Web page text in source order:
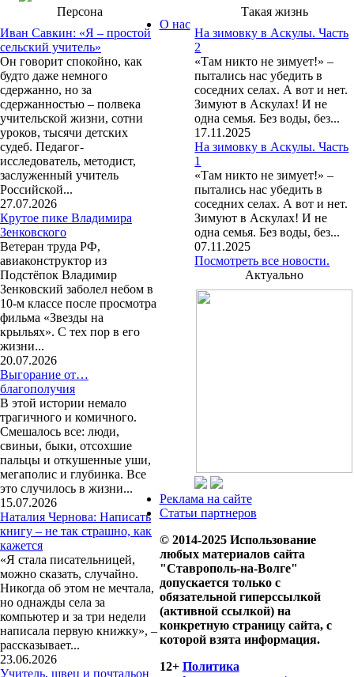
Персона
Иван Савкин: «Я – простой
сельский учитель»
Он говорит спокойно, как
будто даже немного
сдержанно, но за
сдержанностью – полвека
учительской жизни, сотни
уроков, тысячи детских
судеб. Педагог-
исследователь, методист,
заслуженный учитель
Российской...
27.07.2026
Крутое пике Владимира
Зенковского
Ветеран труда РФ,
авиаконструктор из
Подстёпок Владимир
Зенковский заболел небом в
10-м классе после просмотра
фильма «Звезды на
крыльях». С тех пор в его
жизни...
20.07.2026
Выгорание от…
благополучия
В этой истории немало
трагичного и комичного.
Смешалось все: люди,
свиньи, быки, отсохшие
пальцы и откушенные уши,
мегаполис и глубинка. Все
это случилось в жизни...
15.07.2026
Наталия Чернова: Написать
книгу – не так страшно, как
кажется
«Я стала писательницей,
можно сказать, случайно.
Никогда об этом не мечтала,
но однажды села за
компьютер и за три недели
написала первую книжку», –
рассказывает...
23.06.2026
Учитель, швец и почтальон
Такая жизнь
На зимовку в Аскулы. Часть
2
«Там никто не зимует!» –
пытались нас убедить в
соседних селах. А вот и нет.
Зимуют в Аскулах! И не
одна семья. Без воды, без...
17.11.2025
На зимовку в Аскулы. Часть
1
«Там никто не зимует!» –
пытались нас убедить в
соседних селах. А вот и нет.
Зимуют в Аскулах! И не
одна семья. Без воды, без...
07.11.2025
Посмотреть все новости.
Актуально
О нас
Реклама на сайте
Статьи партнеров
© 2014-2025 Использование
любых материалов сайта
"Ставрополь-на-Волге"
допускается только с
обязательной гиперссылкой
(активной ссылкой) на
конкретную страницу сайта, с
которой взята информация.
12+ Политика